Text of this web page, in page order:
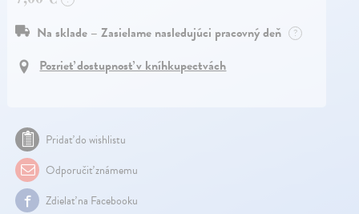
Na sklade – Zasielame nasledujúci pracovný deň ?
Pozrieť dostupnosť v kníhkupectvách
Pridať do wishlistu
Odporučiť známemu
Zdielať na Facebooku